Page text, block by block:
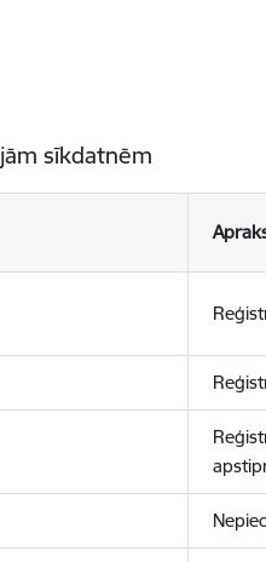
sīkdatnēm